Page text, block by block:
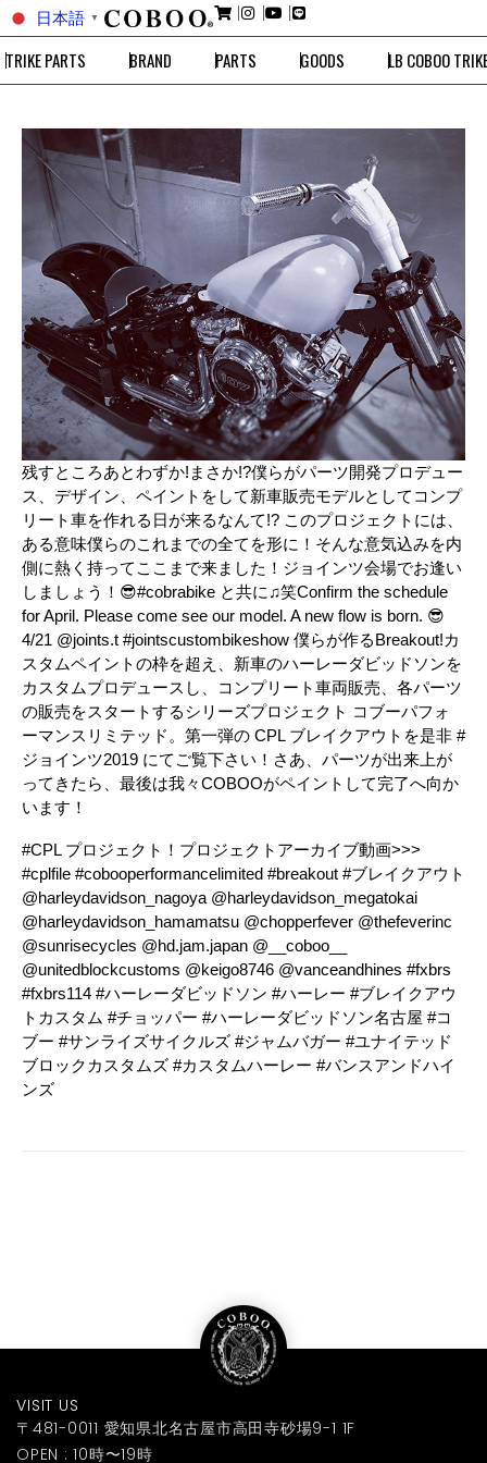
日本語 ▼
TRIKE PARTS BRAND PARTS GOODS LB COBOO
残すところあとわずか!まさか!?僕らがパーツ開発プロデュー
ス、デザイン、ペイントをして新車販売モデルとしてコンプ
リート車を作れる日が来るなんて!? このプロジェクトには、
ある意味僕らのこれまでの全てを形に！そんな意気込みを内
側に熱く持ってここまで来ました！ジョインツ会場でお逢い
しましょう！😎#cobrabike と共に♫笑Confirm the schedule
for April. Please come see our model. A new flow is born. 😎
4/21 @joints.t #jointscustombikeshow 僕らが作るBreakout!カ
スタムペイントの枠を超え、新車のハーレーダビッドソンを
カスタムプロデュースし、コンプリート車両販売、各パーツ
の販売をスタートするシリーズプロジェクト コブーパフォ
ーマンスリミテッド。第一弾の CPL ブレイクアウトを是非 #
ジョインツ2019 にてご覧下さい！さあ、パーツが出来上が
ってきたら、最後は我々COBOOがペイントして完了へ向か
います！
#CPL プロジェクト！プロジェクトアーカイブ動画>>>
#cplfile #cobooperformancelimited #breakout #ブレイクアウト
@harleydavidson_nagoya @harleydavidson_megatokai
@harleydavidson_hamamatsu @chopperfever @thefeverinc
@sunrisecycles @hd.jam.japan @__coboo__
@unitedblockcustoms @keigo8746 @vanceandhines #fxbrs
#fxbrs114 #ハーレーダビッドソン #ハーレー #ブレイクアウ
トカスタム #チョッパー #ハーレーダビッドソン名古屋 #コ
ブー #サンライズサイクルズ #ジャムバガー #ユナイテッド
ブロックカスタムズ #カスタムハーレー #バンスアンドハイ
ンズ
VISIT US
〒481-0011 愛知県北名古屋市高田寺砂場9-1 1F
OPEN : 10時〜19時